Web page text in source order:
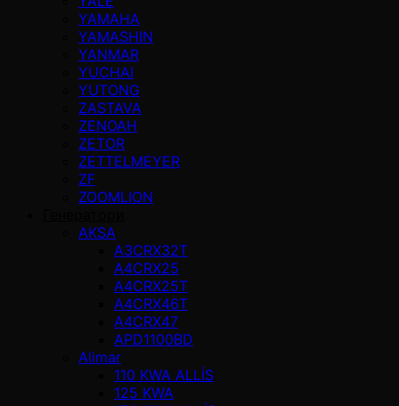
YAMAHA
YAMASHIN
YANMAR
YUCHAI
YUTONG
ZASTAVA
ZENOAH
ZETOR
ZETTELMEYER
ZF
ZOOMLION
AKSA
A3CRX32T
A4CRX25
A4CRX25T
A4CRX46T
A4CRX47
APD1100BD
Alimar
110 KWA ALLİS
125 KWA